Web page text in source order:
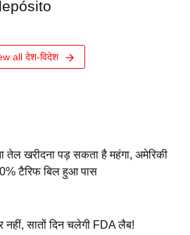
all देश-विदेश
खरीदना पड़ सकता है महंगा, अमेरिकी
टैरिफ बिल हुआ पास
नहीं, सातों दिन चलेगी FDA लैब!